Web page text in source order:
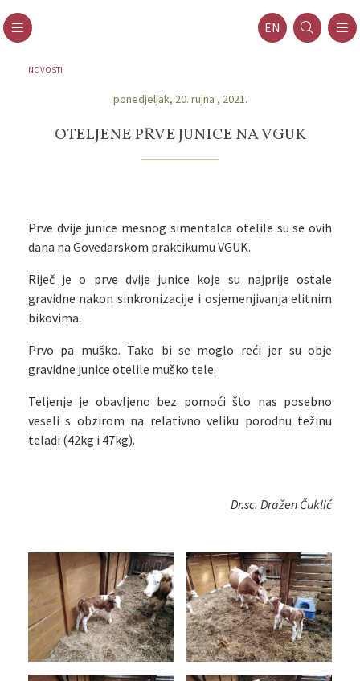
EN
NOVOSTI
ponedjeljak, 20. rujna , 2021.
OTELJENE PRVE JUNICE NA VGUK
Prve dvije junice mesnog simentalca otelile su se ovih
dana na Govedarskom praktikumu VGUK.
Riječ je o prve dvije junice koje su najprije ostale
gravidne nakon sinkronizacije i osjemenjivanja elitnim
bikovima.
Prvo pa muško. Tako bi se moglo reći jer su obje
gravidne junice otelile muško tele.
Teljenje je obavljeno bez pomoći što nas posebno
veseli s obzirom na relativno veliku porodnu težinu
teladi (42kg i 47kg).
Dr.sc. Dražen Čuklić